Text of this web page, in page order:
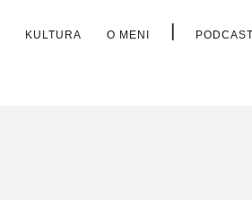
KULTURA O MENI |